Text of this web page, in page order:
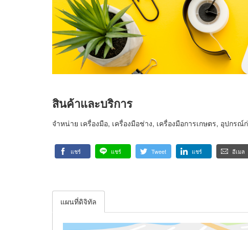
สินค้าและบริการ
จำหน่าย เครื่องมือ, เครื่องมือช่าง, เครื่องมือการเกษตร, อุปก
แชร์ แชร์ Tweet แชร์ อีเมล
แผนที่ดิจิทัล